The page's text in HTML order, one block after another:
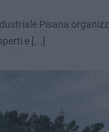
Pisana
e [...]